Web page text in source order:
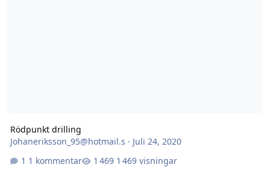
Rödpunkt drilling
Johaneriksson_95@hotmail.s · Juli 24, 2020
1 kommentar
1 469 visningar